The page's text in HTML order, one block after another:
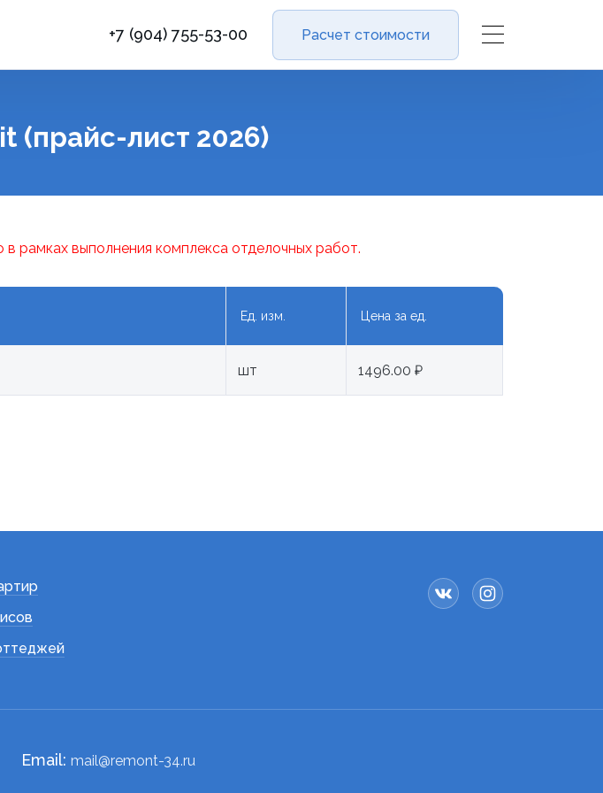
+7 (904) 755-53-00 Расчет стоимости
(прайс-лист 2026)
рамках выполнения комплекса отделочных работ.
Ед. изм. Цена за ед.
шт 1496.00 ₽
Email: mail@remont-34.ru